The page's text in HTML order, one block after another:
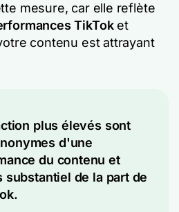
mesure, car elle reflète
TikToket
contenu est attrayant
plus élevés sont
d'une
du contenu et
de la part de